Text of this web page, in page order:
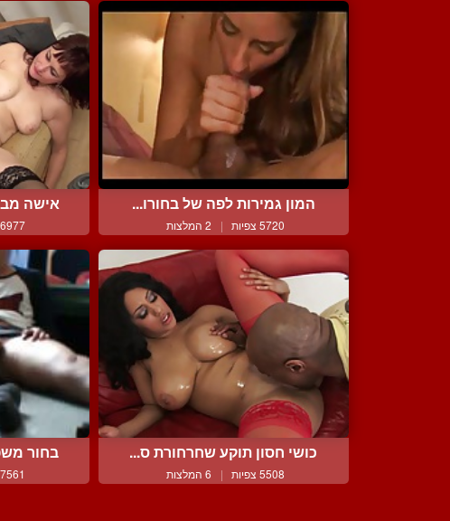
המון גמירות לפה של בחורו...
5720 צפיות | 2 המלצות
אישה
6977 צפיות
כושי חסון תוקע שחרחורת ס...
5508 צפיות | 6 המלצות
בחור
7561 צפיות